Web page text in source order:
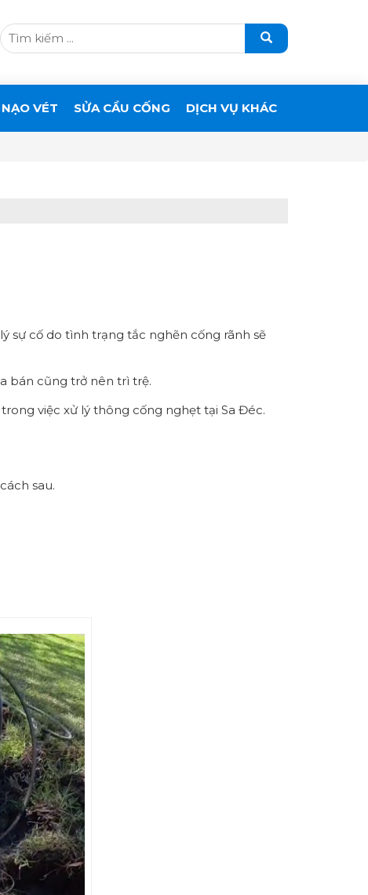
NẠO VÉT SỬA CẦU CỐNG DỊCH VỤ KHÁC
sự cố do tình trạng tắc nghẽn cống rãnh sẽ
bán cũng trở nên trì trệ.
việc xử lý thông cống nghẹt tại Sa Đéc.
sau.